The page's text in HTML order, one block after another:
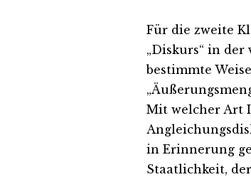
Für die zweite
„Diskurs“ in
bestimmte
Mit welcher Art
in Erinnerung
Staatlichkeit,